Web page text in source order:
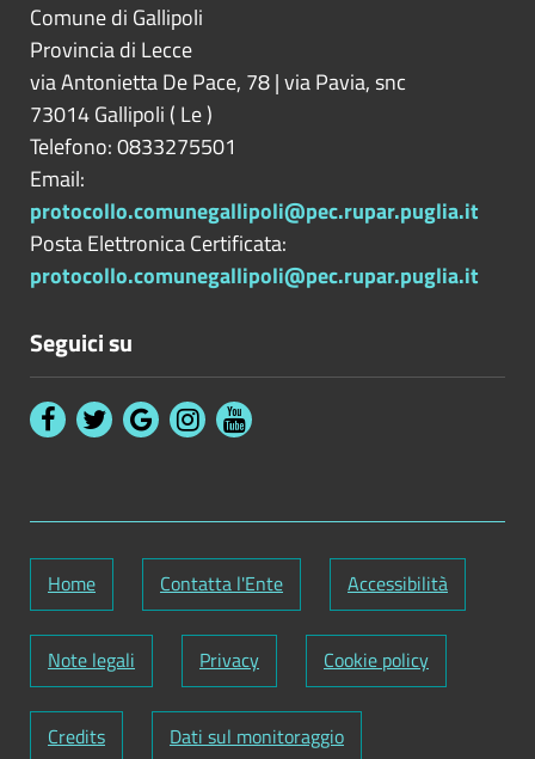
Comune di Gallipoli
Provincia di Lecce
via Antonietta De Pace, 78 | via Pavia, snc
73014Gallipoli ( Le)
Telefono: 0833275501
Email:
protocollo.comunegallipoli@pec.rupar.puglia.it
Posta Elettronica Certificata:
protocollo.comunegallipoli@pec.rupar.puglia.it
Seguici su
Home Contatta l'Ente Accessibilità
Note legali Privacy Cookie policy
Credits Dati sul monitoraggio